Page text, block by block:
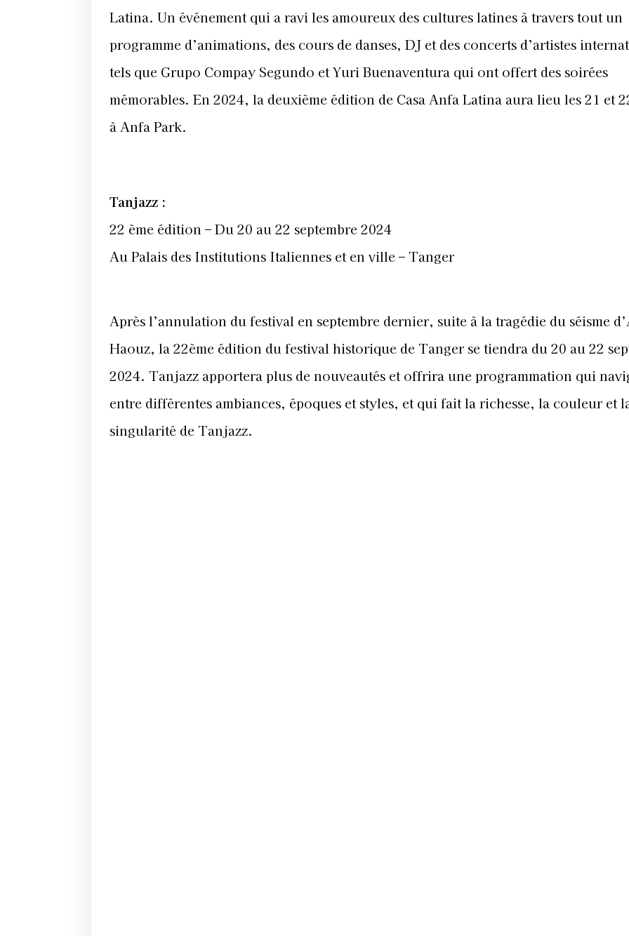
Latina. Un événement qui a ravi les amoureux des cultures latines à travers tout un
programme d’animations, des cours de danses, DJ et des concerts d’artistes
tels que Grupo Compay Segundo et Yuri Buenaventura qui ont offert des soirées
mémorables. En 2024, la deuxième édition de Casa Anfa Latina aura lieu les 21 et
à Anfa Park.
Tanjazz :
22 ème édition – Du 20 au 22 septembre 2024
Au Palais des Institutions Italiennes et en ville – Tanger
Après l’annulation du festival en septembre dernier, suite à la tragédie du séisme
Haouz, la 22ème édition du festival historique de Tanger se tiendra du 20 au 22
2024. Tanjazz apportera plus de nouveautés et offrira une programmation qui
entre différentes ambiances, époques et styles, et qui fait la richesse, la couleur et
singularité de Tanjazz.